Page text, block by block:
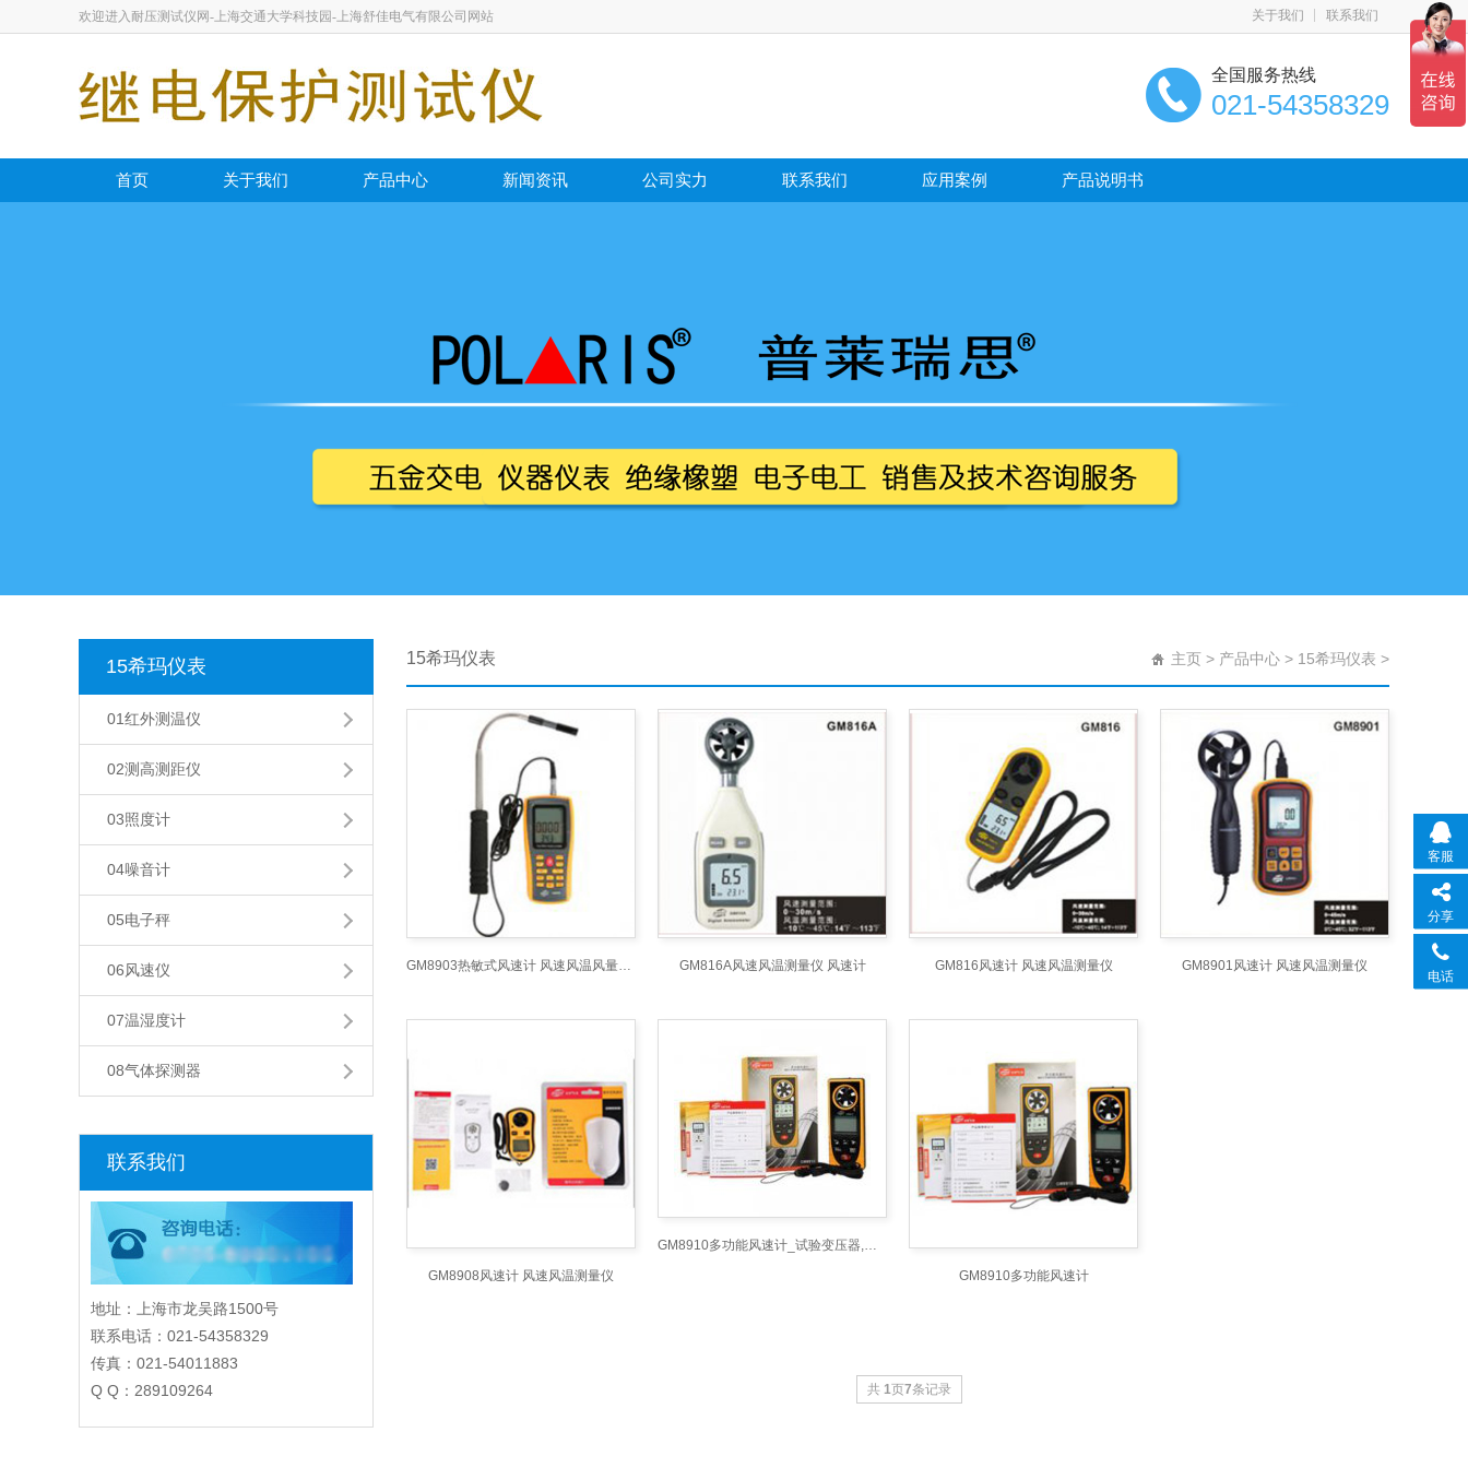
欢迎进入耐压测试仪网-上海交通大学科技园-上海舒佳电气有限公司网站 关于我们 联系我们
全国服务热线
021-54358329
首页 关于我们 产品中心 新闻资讯 公司实力 联系我们 应用案例 产品说明书
15希玛仪表
01红外测温仪
02测高测距仪
03照度计
04噪音计
05电子秤
06风速仪
07温湿度计
08气体探测器
联系我们
地址：上海市龙吴路1500号
联系电话：021-54358329
传真：021-54011883
Q Q：289109264
15希玛仪表 主页 > 产品中心 > 15希玛仪表 >
GM8903热敏式风速计 风速风温风量测量仪 GM816A风速风温测量仪 风速计 GM816风速计 风速风温测量仪 GM8901风速计 风速风温测量仪
GM8908风速计 风速风温测量仪
GM8910多功能风速计_试验变压器,工频耐压试验变压
GM8910多功能风速计
共 1页7条记录
客服
分享
电话